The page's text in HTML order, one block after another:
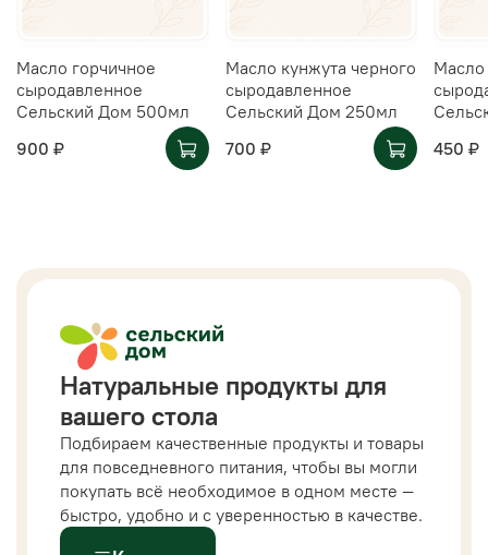
Масло горчичное
сыродавленное
Сельский Дом 500мл
900 ₽
Масло кунжута черного
сыродавленное
Сельский Дом 250мл
700 ₽
Масло
450 ₽
Натуральные продукты для
вашего стола
Подбираем качественные продукты и товары
для повседневного питания, чтобы вы могли
покупать всё необходимое в одном месте —
быстро, удобно и с уверенностью в качестве.